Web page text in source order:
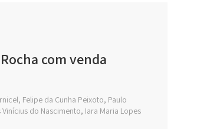
com venda
Felipe da Cunha Peixoto, Paulo
do Nascimento, Iara Maria Lopes